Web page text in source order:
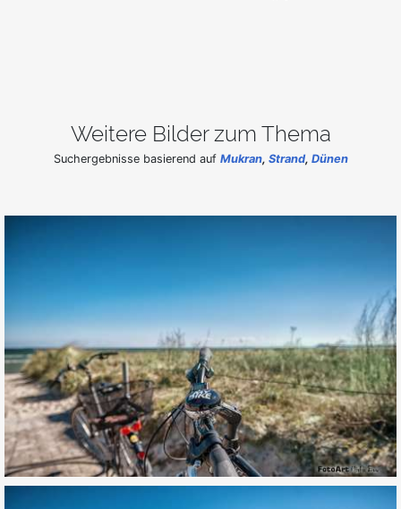
Weitere Bilder zum Thema
Suchergebnisse basierend auf Mukran, Strand, Dünen